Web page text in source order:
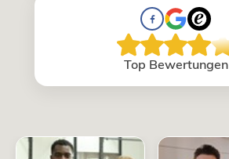
Top Bewertungen